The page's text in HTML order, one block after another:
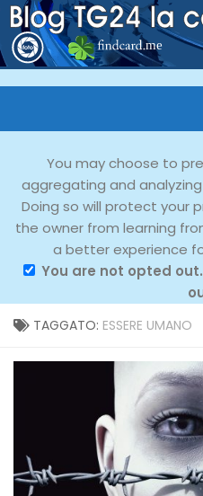
You may choose to
aggregating and
Doing so will protect your
the owner from learning
a better experience
You are not opted
TAGGATO: ESSERE UMANO